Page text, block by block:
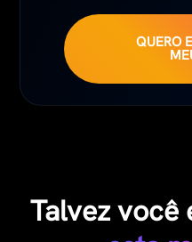
QUERO
Talvez você